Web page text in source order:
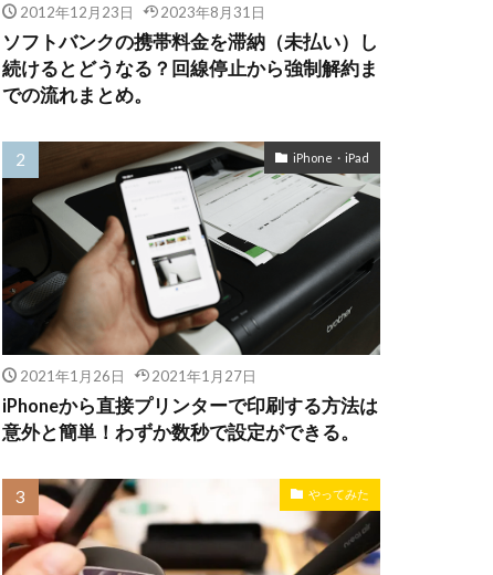
2012年12月23日 2023年8月31日
ソフトバンクの携帯料金を滞納（未払い）し
続けるとどうなる？回線停止から強制解約ま
での流れまとめ。
iPhone・iPad
2021年1月26日 2021年1月27日
iPhoneから直接プリンターで印刷する方法は
意外と簡単！わずか数秒で設定ができる。
やってみた